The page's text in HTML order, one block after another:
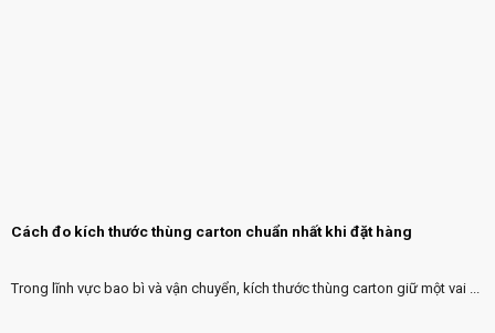
Cách đo kích thước thùng carton chuẩn nhất khi đặt hàng
Trong lĩnh vực bao bì và vận chuyển, kích thước thùng carton giữ một vai ...